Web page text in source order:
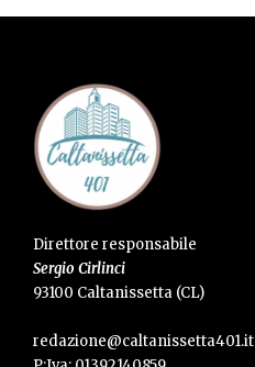
Direttore responsabile
Sergio Cirlinci
93100 Caltanissetta (CL)
redazione@caltanissetta401.it